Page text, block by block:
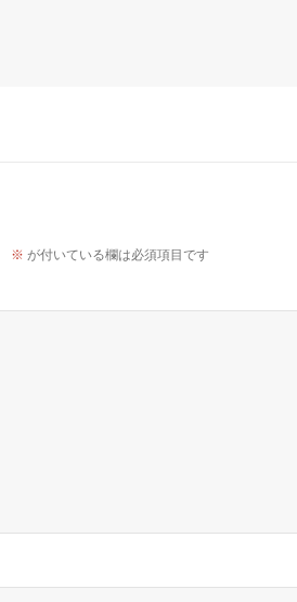
※ が付いている欄は必須項目です